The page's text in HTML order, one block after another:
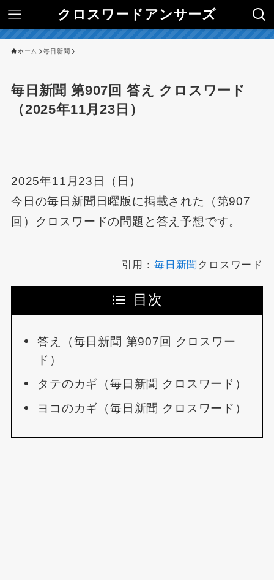
クロスワードアンサーズ
ホーム 毎日新聞
毎日新聞 第907回 答え クロスワード
（2025年11月23日）
2025年11月23日（日）
今日の毎日新聞日曜版に掲載された（第907
回）クロスワードの問題と答え予想です。
引用：毎日新聞 クロスワード
目次
答え（毎日新聞 第907回 クロスワー
ド）
タテのカギ（毎日新聞 クロスワード）
ヨコのカギ（毎日新聞 クロスワード）